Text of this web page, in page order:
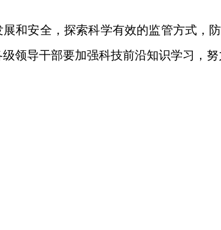
和安全，探索科学有效的监管方式，
领导干部要加强科技前沿知识学习，努